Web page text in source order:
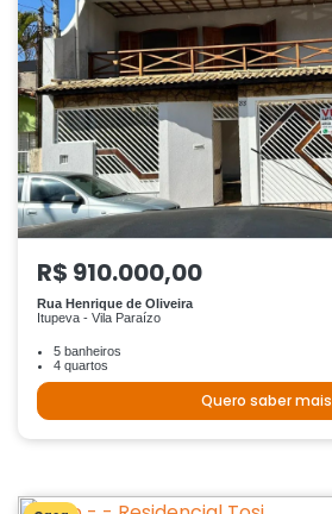
R$ 910.000,00
Rua Henrique de Oliveira
Itupeva - Vila Paraízo
5 banheiros
4 quartos
Quero saber mais